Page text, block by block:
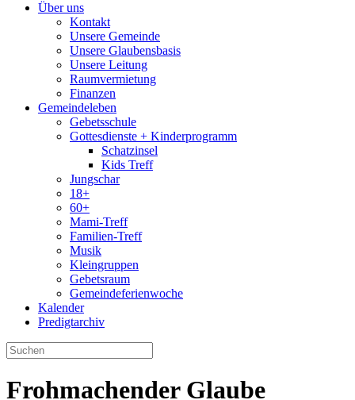
Über uns
Kontakt
Unsere Gemeinde
Unsere Glaubensbasis
Unsere Leitung
Raumvermietung
Finanzen
Gemeindeleben
Gebetsschule
Gottesdienste + Kinderprogramm
Schatzinsel
Kids Treff
Jungschar
18+
60+
Mami-Treff
Familien-Treff
Musik
Kleingruppen
Gebetsraum
Gemeindeferienwoche
Kalender
Predigtarchiv
Frohmachender Glaube